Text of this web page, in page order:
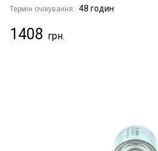
Термін очікування: 48 годин
1408